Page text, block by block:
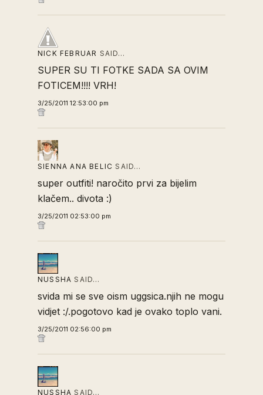
NICK FEBRUAR SAID…
SUPER SU TI FOTKE SADA SA OVIM
FOTICEM!!!! VRH!
3/25/2011 12:53:00 pm
SIENNA ANA BELIC SAID…
super outfiti! naročito prvi za bijelim
klačem.. divota :)
3/25/2011 02:53:00 pm
NUSSHA SAID…
svida mi se sve oism uggsica.njih ne mogu
vidjet :/.pogotovo kad je ovako toplo vani.
3/25/2011 02:56:00 pm
NUSSHA SAID…